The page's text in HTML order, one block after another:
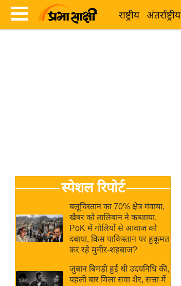
राष्ट्रीय अंतर्राष्ट्रीय
Breaking
News in
Hindi
Hindi
जगत
राय
बजट
IPL
स्पेशल रिपोर्ट
बलूचिस्तान का 70% क्षेत्र गंवाया,
खैबर को तालिबान ने कब्जाया,
PoK में गोलियों से आवाज को
दबाया, किस पाकिस्तान पर हुकूमत
कर रहे मुनीर-शहबाज?
जुबान बिगड़ी हुई थी उदयनिधि की,
पहली बार मिला सवा शेर, सत्ता में